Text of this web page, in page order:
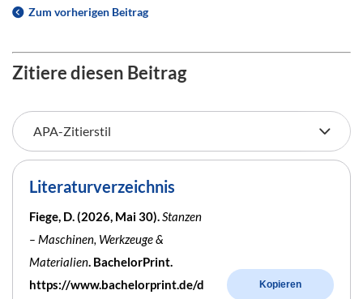
Zum vorherigen Beitrag
Zitiere diesen Beitrag
Literaturverzeichnis
Fiege, D. (2026, Mai 30).Stanzen
– Maschinen, Werkzeuge &
Materialien. BachelorPrint.
https://www.bachelorprint.de/d
Kopieren